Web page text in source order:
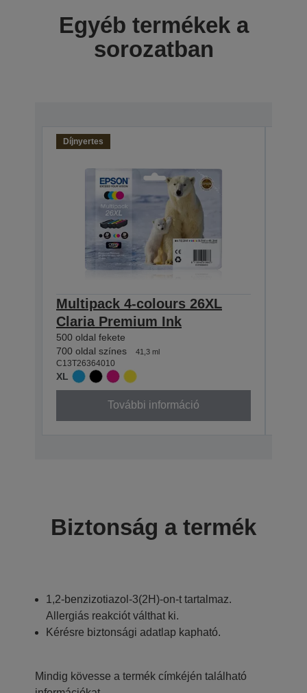
Egyéb termékek a
sorozatban
Díjnyertes
Multipack 4-colours 26XL
Claria Premium Ink
500 oldal fekete
700 oldal színes
41,3 ml
C13T26364010
XL
További információ
Biztonság a termék
1,2-benzizotiazol-3(2H)-on-t tartalmaz.
Allergiás reakciót válthat ki.
Kérésre biztonsági adatlap kapható.
Mindig kövesse a termék címkéjén található